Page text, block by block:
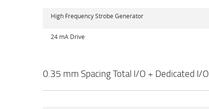
High Frequency Strobe Generator
24 mA Drive
0.35 mm Spacing Total I/O + Dedicated I/O